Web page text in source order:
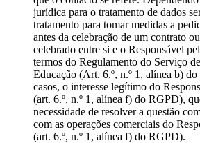
jurídica para o tratamento de dados
tratamento para tomar medidas a
antes da celebração de um contrato
celebrado entre si e o Responsável
termos do Regulamento do Serviço
Educação (Art. 6.º, n.º 1, alínea b)
casos, o interesse legítimo do
(art. 6.º, n.º 1, alínea f) do RGPD),
necessidade de resolver a questão
com as operações comerciais do
(art. 6.º, n.º 1, alínea f) do RGPD).